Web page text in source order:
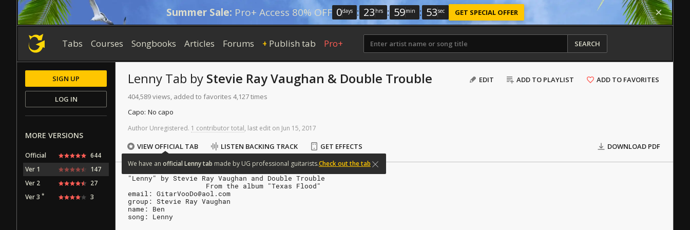
Summer Sale: Pro+ Access 80% OFF 0days : 23 hrs : 59min : 52sec GET SPECIAL OFFER
Tabs Courses Songbooks Articles Forums + Publish tab Pro+ SEARCH
EDIT ADD TO PLAYLIST ADD TO FAVORITES
Lenny Tab by Stevie Ray Vaughan & Double Trouble
404,589 views, added to favorites 4,127 times
Capo: No capo
Author Unregistered. 1 contributor total, last edit on Jun 15, 2017
VIEW OFFICIAL TAB
We have an official Lennytab made by UG professional guitarists.Check out the tab
LISTEN BACKING TRACK GET EFFECTS DOWNLOAD PDF
"Lenny" by Stevie Ray Vaughan and Double Trouble
                   From the album "Texas Flood"
email: GitarVooDo@aol.com
group: Stevie Ray Vaughan
name: Ben
song: Lenny
SIGN UP
LOG IN
MORE VERSIONS
Official
644
Ver 1
147
Ver 2
27
Ver 3 * 3